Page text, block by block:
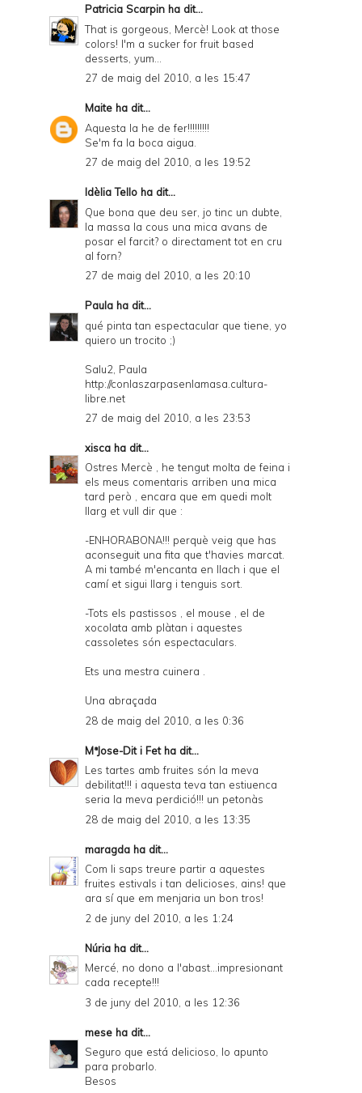
Patricia Scarpin ha dit...
That is gorgeous, Mercè! Look at those
colors! I'm a sucker for fruit based
desserts, yum...
27 de maig del 2010, a les 15:47
Maite ha dit...
Aquesta la he de fer!!!!!!!!!
Se'm fa la boca aigua.
27 de maig del 2010, a les 19:52
Idèlia Tello ha dit...
Que bona que deu ser, jo tinc un dubte,
la massa la cous una mica avans de
posar el farcit? o directament tot en cru
al forn?
27 de maig del 2010, a les 20:10
Paula ha dit...
qué pinta tan espectacular que tiene, yo
quiero un trocito ;)
Salu2, Paula
http://conlaszarpasenlamasa.cultura-
libre.net
27 de maig del 2010, a les 23:53
xisca ha dit...
Ostres Mercè , he tengut molta de feina i
els meus comentaris arriben una mica
tard però , encara que em quedi molt
llarg et vull dir que :
-ENHORABONA!!! perquè veig que has
aconseguit una fita que t'havies marcat.
A mi també m'encanta en llach i que el
camí et sigui llarg i tenguis sort.
-Tots els pastissos , el mouse , el de
xocolata amb plàtan i aquestes
cassoletes són espectaculars.
Ets una mestra cuinera .
Una abraçada
28 de maig del 2010, a les 0:36
MªJose-Dit i Fetha dit...
Les tartes amb fruites són la meva
debilitat!!! i aquesta teva tan estiuenca
seria la meva perdició!!! un petonàs
28 de maig del 2010, a les 13:35
maragda ha dit...
Com li saps treure partir a aquestes
fruites estivals i tan delicioses, ains! que
ara sí que em menjaria un bon tros!
2 de juny del 2010, a les 1:24
Núria ha dit...
Mercé, no dono a l'abast...impresionant
cada recepte!!!
3 de juny del 2010, a les 12:36
mese ha dit...
Seguro que está delicioso, lo apunto
para probarlo.
Besos